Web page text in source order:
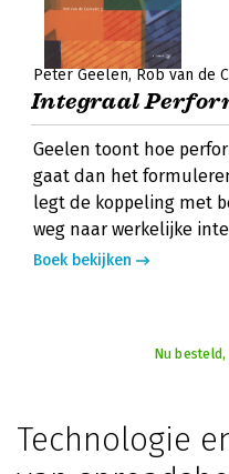
Peter Geelen Rob van de
Integraal
Geelen toont hoe
gaat dan het
legt de koppeling met
weg naar werkelijke
Boek bekijken
Nu
Technologie